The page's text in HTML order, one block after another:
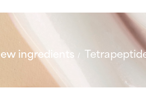
ingredients